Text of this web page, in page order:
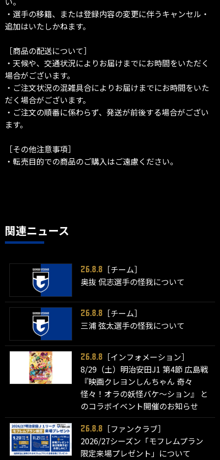
・選手の移籍、または登録内容の変更に伴うキャンセル・
追加はいたしかねます。
［商品の配送について］
・天候や、交通状況によりお届けまでにお時間をいただく
場合がございます。
・ご注文状況の混雑具合によりお届けまでにお時間をいた
だく場合がございます。
・ご注文の順番に係わらず、発送が前後する場合がござい
ます。
［その他注意事項］
・転売目的での商品のご購入はご遠慮ください。
関連ニュース
26.8.8
［チーム］
奥抜 侃志選手の怪我について
26.8.8
［チーム］
三浦 弦太選手の怪我について
26.8.8
［インフォメーション］
8/29（土）明治安田J1 第4節 広島戦
『映画クレヨンしんちゃん 奇々
怪々！オラの妖怪バケ～ション』 と
のコラボイベント開催のお知らせ
26.8.8
［ファンクラブ］
2026/27シーズン「モフレムプラン
限定来場プレゼント」について